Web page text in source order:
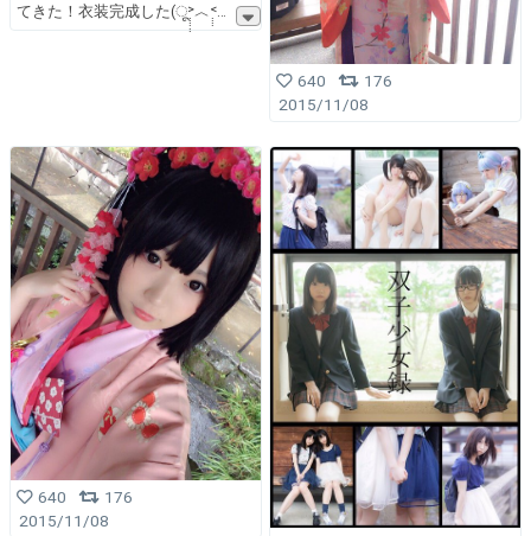
てきた！衣装完成した(ू˃̣̣̣̣̣̣︿˂̣̣̣̣
640
176
2015/11/08
640
176
2015/11/08